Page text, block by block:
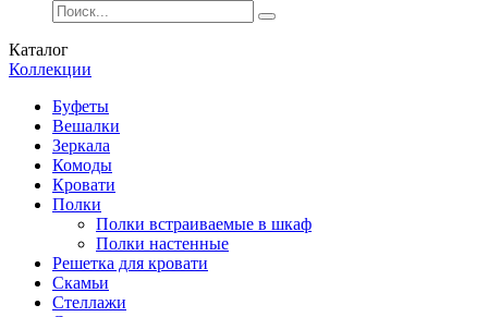
Каталог
Коллекции
Буфеты
Вешалки
Зеркала
Комоды
Кровати
Полки
Полки встраиваемые в шкаф
Полки настенные
Решетка для кровати
Скамьи
Стеллажи